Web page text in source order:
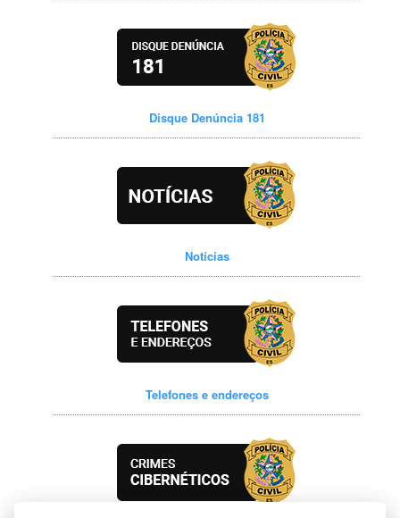
Disque Denúncia 181
Notícias
Telefones e endereços